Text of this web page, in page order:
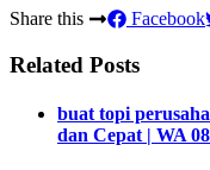
Share this
Facebook
Related Posts
buat topi
dan Cepat | WA